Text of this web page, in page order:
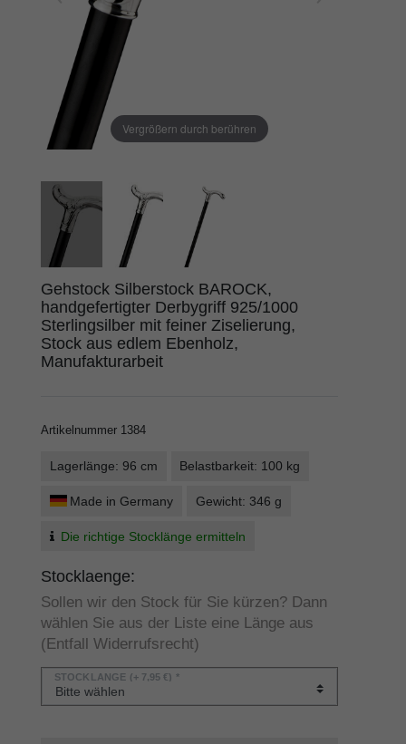
Vergrößern durch berühren
Gehstock Silberstock BAROCK,
handgefertigter Derbygriff 925/1000
Sterlingsilber mit feiner Ziselierung,
Stock aus edlem Ebenholz,
Manufakturarbeit
Artikelnummer 1384
Lagerlänge: 96 cm Belastbarkeit: 100 kg
Made in Germany Gewicht: 346 g
Die richtige Stocklänge ermitteln
Stocklaenge:
Sollen wir den Stock für Sie kürzen? Dann
wählen Sie aus der Liste eine Länge aus
(Entfall Widerrufsrecht)
STOCKLÄNGE (+ 7,95 €) *